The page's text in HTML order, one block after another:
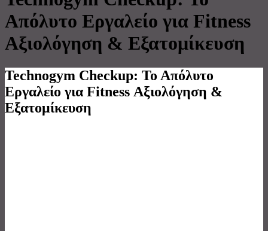
Απόλυτο Εργαλείο για Fitness
Αξιολόγηση & Εξατομίκευση
Technogym Checkup: Το Απόλυτο
Εργαλείο για Fitness Αξιολόγηση &
Εξατομίκευση